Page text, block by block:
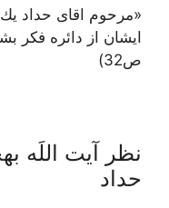
«مرحوم اقای حداد يك
ايشان از دائره
ص32)
نظر آیت اللَه
حداد